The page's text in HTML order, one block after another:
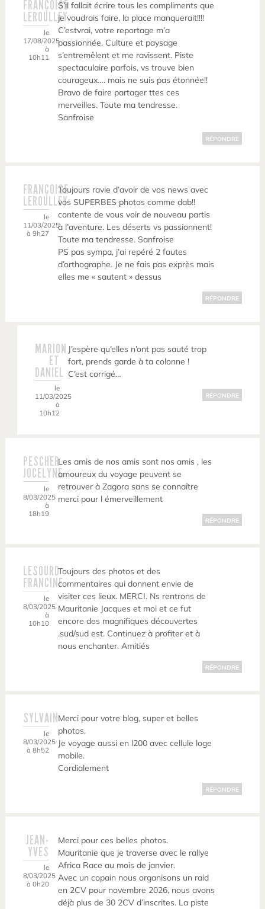
FRANÇOISE
LEROULLEY
le
17/08/2025
à
10h11
S’il fallait écrire tous les compliments que
je voudrais faire, la place manquerait!!!!
C’estvrai, votre reportage m’a
passionnée. Culture et paysage
s’entremêlent et me ravissent. Piste
spectaculaire parfois, vs trouve bien
courageux…. mais ne suis pas étonnée!!
Bravo de faire partager ttes ces
merveilles. Toute ma tendresse.
Sanfroise
RÉPONDRE
FRANÇOISE
LEROULLEY
le
11/03/2025
à 9h27
Toujours ravie d’avoir de vos news avec
vos SUPERBES photos comme dab!!
contente de vous voir de nouveau partis
à l’aventure. Les déserts vs passionnent!
Toute ma tendresse. Sanfroise
PS pas sympa, j’ai repéré 2 fautes
d’orthographe. Je ne fais pas exprès mais
elles me « sautent » dessus
RÉPONDRE
MARION
ET
DANIEL
le
11/03/2025
à
10h12
J’espère qu’elles n’ont pas sauté trop
fort, prends garde à ta colonne !
C’est corrigé…
RÉPONDRE
PESCHER
JOCELYNE
le
8/03/2025
à
18h19
Les amis de nos amis sont nos amis , les
amoureux du voyage peuvent se
retrouver à Zagora sans se connaître
merci pour l émerveillement
RÉPONDRE
LESOURD
FRANCINE
le
8/03/2025
à
10h10
Toujours des photos et des
commentaires qui donnent envie de
visiter ces lieux. MERCI. Ns rentrons de
Mauritanie Jacques et moi et ce fut
encore des magnifiques découvertes
.sud/sud est. Continuez à profiter et à
nous enchanter. Amitiés
RÉPONDRE
SYLVAIN
le
8/03/2025
à 8h52
Merci pour votre blog, super et belles
photos.
Je voyage aussi en l200 avec cellule loge
mobile.
Cordialement
RÉPONDRE
JEAN-
YVES
le
8/03/2025
à 0h20
Merci pour ces belles photos.
Mauritanie que je traverse avec le rallye
Africa Race au mois de janvier.
Avec un copain nous organisons un raid
en 2CV pour novembre 2026, nous avons
déjà plus de 30 2CV d’inscrites. La piste